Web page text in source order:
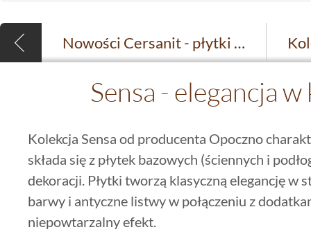
Nowości Cersanit - płytki w rozmiarze 20 x 50 cm
Sensa - elegancja
Kolekcja Sensa od producenta Opoczno
składa się z płytek bazowych (ściennych i
dekoracji. Płytki tworzą klasyczną elegancję w
barwy i antyczne listwy w połączeniu z
niepowtarzalny efekt.